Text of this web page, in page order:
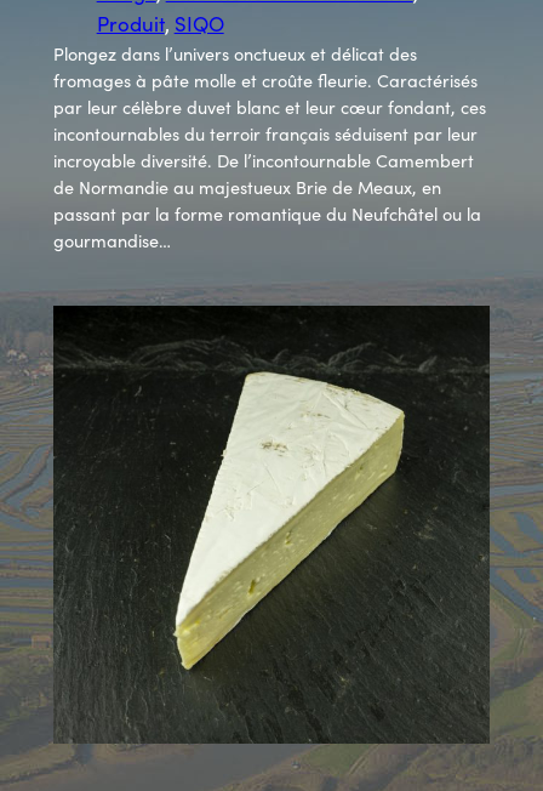
Produit, SIQO
Plongez dans l’univers onctueux et délicat des
fromages à pâte molle et croûte fleurie. Caractérisés
par leur célèbre duvet blanc et leur cœur fondant, ces
incontournables du terroir français séduisent par leur
incroyable diversité. De l’incontournable Camembert
de Normandie au majestueux Brie de Meaux, en
passant par la forme romantique du Neufchâtel ou la
gourmandise…